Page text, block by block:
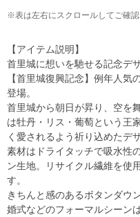
※表は左右にスクロールしてご確認
【アイテム説明】
首里城に想いを馳せる記念デ
【首里城復興記念】例年人気
登場。
首里城から朝日が昇り、空を
は牡丹・リス・葡萄という王
く愛されるよう祈り込めたデ
素材はドライタッチで吸水性
ン生地。リサイクル繊維を使
す。
きちんと感のあるボタンダウ
婚式などのフォーマルシーン